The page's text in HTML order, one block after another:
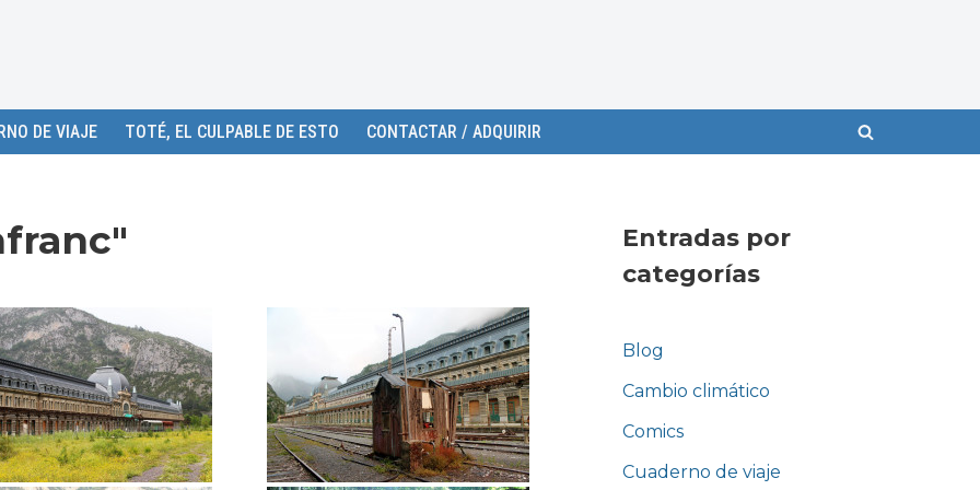
DE VIAJE TOTÉ, EL CULPABLE DE ESTO CONTACTAR / ADQUIRIR
Entradas por
categorías
Blog
Cambio climático
Comics
Cuaderno de viaje